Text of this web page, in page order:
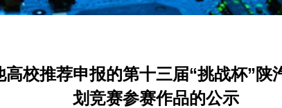
校推荐申报的第十三届“挑战杯”陕
划竞赛参赛作品的公示